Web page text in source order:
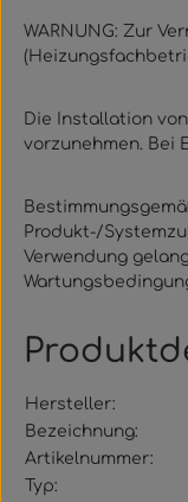
WARNUNG: Zur
Die Installation
vorzunehmen. Bei
Produkt-/
Verwendung
Hersteller:
Bezeichnung:
Artikelnummer:
Typ: